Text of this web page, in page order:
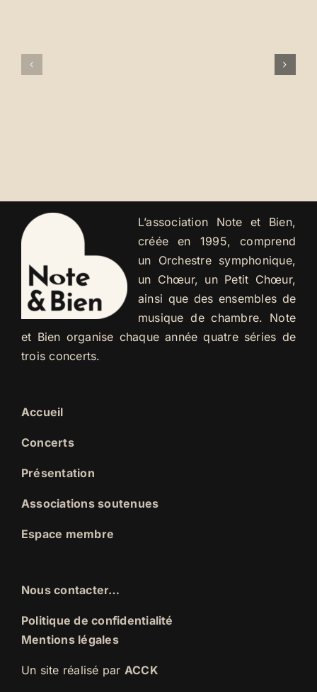
concert
L’association Note et Bien,
créée en 1995, comprend
un Orchestre symphonique,
un Chœur, un Petit Chœur,
ainsi que des ensembles de
musique de chambre. Note
et Bien organise chaque année quatre séries de
trois concerts.
Accueil
Concerts
Présentation
Associations soutenues
Espace membre
Nous contacter…
Politique de confidentialité
Mentions légales
Un site réalisé par ACCK